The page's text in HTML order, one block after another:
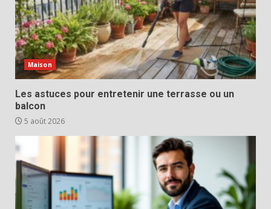
Maison
Les astuces pour entretenir une terrasse ou un
balcon
5 août 2026